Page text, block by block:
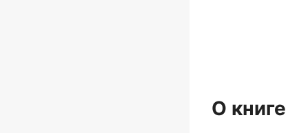
О книге